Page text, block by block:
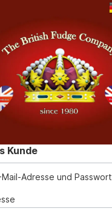
Kunde
Adresse und Passwort